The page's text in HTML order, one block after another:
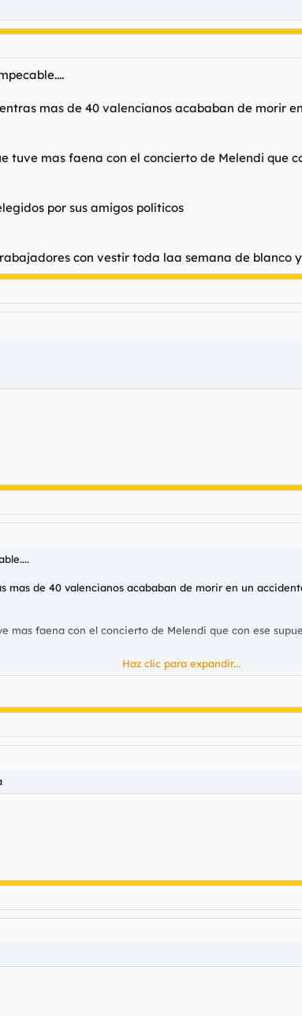
mas de 40 valencianos acababan de morir
tuve mas faena con el concierto de Melendi que
por sus amigos políticos
con vestir toda laa semana de blanco
de 40 valencianos acababan de morir en un
mas faena con el concierto de Melendi que con ese
por sus amigos políticos
con vestir toda laa semana de blanco y amarillo,
Haz clic para expandir...